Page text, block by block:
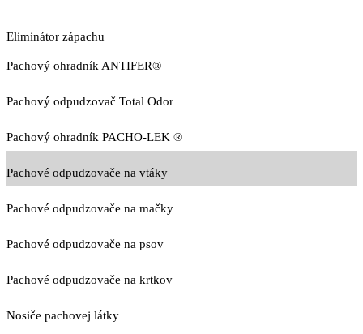
Eliminátor zápachu
Pachový ohradník ANTIFER®
Pachový odpudzovač Total Odor
Pachový ohradník PACHO-LEK ®
Pachové odpudzovače na vtáky
Pachové odpudzovače na mačky
Pachové odpudzovače na psov
Pachové odpudzovače na krtkov
Nosiče pachovej látky